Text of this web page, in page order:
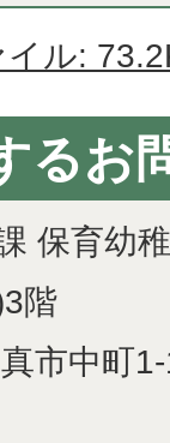
イル:
るお
保育幼
階
市中町